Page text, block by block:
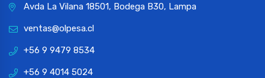
Avda La Vilana 18501, Bodega B30, Lampa
ventas@olpesa.cl
+56 9 9479 8534
+56 9 4014 5024